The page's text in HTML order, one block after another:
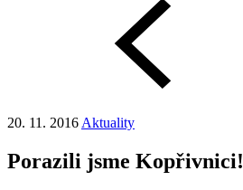
20. 11. 2016 Aktuality
Porazili jsme Kopřivnici!